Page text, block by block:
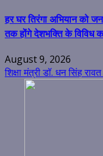
हर घर तिरंगा अभियान को
तक होंगे देशभक्ति के विविध
August 9, 2026
शिक्षा मंत्री डॉ. धन सिंह